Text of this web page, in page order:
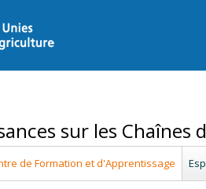
sur les Chaînes
de Formation et d'Apprentissage